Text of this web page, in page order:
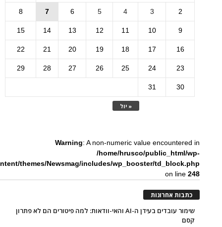
« יול
2
3
4
5
6
7
8
9
10
11
12
13
14
15
16
17
18
19
20
21
22
23
24
25
26
27
28
29
30
31
Warning: A non-numeric value encountered in
/home/hrusco/public_html/wp-
themes/Newsmag/includes/wp_booster/td_block.php
on line248
כתבות אחרונות
שימור עובדים בעידן ה-AI והאי-וודאות: למה פיטורים הם לא פתרון
קסם